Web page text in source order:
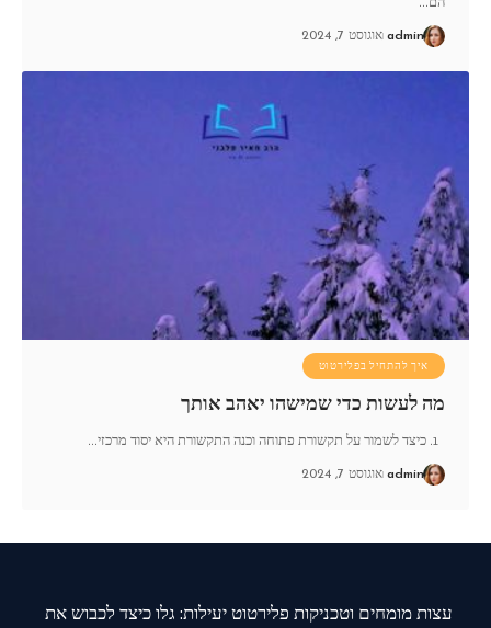
admin אוגוסט 7, 2024
איך להתחיל בפלירטוט
מה לעשות כדי שמישהו יאהב אותך
…
admin אוגוסט 7, 2024
עצות מומחים וטכניקות פלירטוט יעילות: גלו כיצד לכבוש את